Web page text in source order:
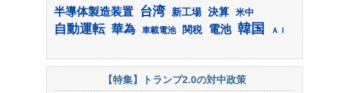
半導体製造装置 台湾 新工場 決算 米中
自動運転 華為 車載電池 関税 電池 韓国 ＡＩ
【特集】トランプ2.0の対中政策